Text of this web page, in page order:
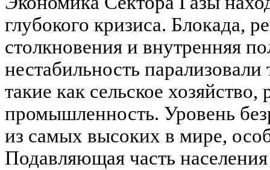
глубокого кризиса. Блокада,
столкновения и внутренняя
нестабильность
такие как сельское
промышленность. Уровень
из самых высоких в мире,
Подавляющая часть населения